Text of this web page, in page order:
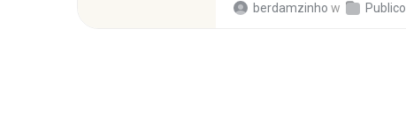
berdamzinho w Publico